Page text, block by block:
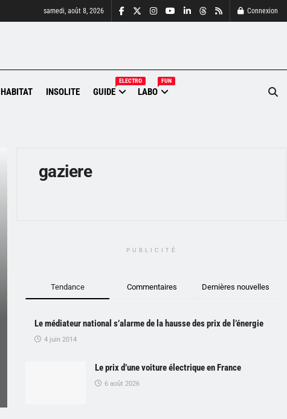
samedi, août 8, 2026 Connexion
HABITAT INSOLITE GUIDE
ELECTRO
LABO
FUN
gaziere
PUBLICITÉ
Tendance Commentaires Dernières nouvelles
Le médiateur national s’alarme de la hausse des prix de l’énergie
4 juin 2014
Le prix d’une voiture électrique en France
6 août 2026